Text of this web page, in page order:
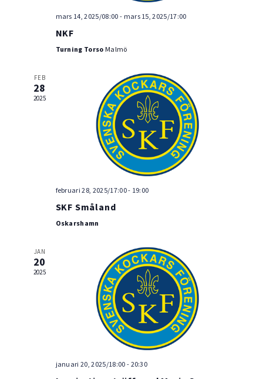
mars 14, 2025/08:00 - mars 15, 2025/17:00
NKF
Turning Torso Malmö
FEB
28
2025
februari 28, 2025/17:00- 19:00
SKF Småland
Oskarshamn
JAN
20
2025
januari 20, 2025/18:00 - 20:30